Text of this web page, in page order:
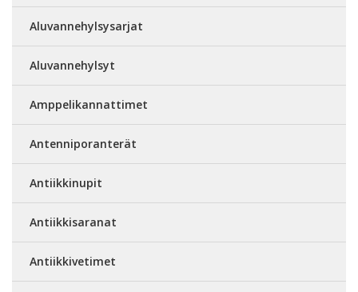
Aluvannehylsysarjat
Aluvannehylsyt
Amppelikannattimet
Antenniporanterät
Antiikkinupit
Antiikkisaranat
Antiikkivetimet